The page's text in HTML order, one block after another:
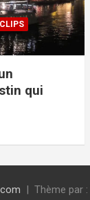
qui
Thème par :